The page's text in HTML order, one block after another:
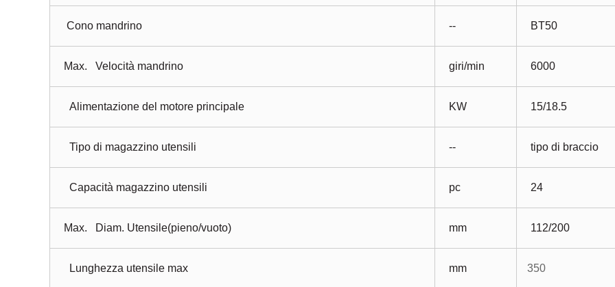
Cono mandrino -- BT50
Max. Velocità mandrino giri/min 6000
Alimentazione del motore principale KW 15/18.5
Tipo di magazzino utensili -- tipo di braccio
Capacità magazzino utensili pc 24
Max. Diam. Utensile(pieno/vuoto) mm 112/200
Lunghezza utensile max mm 350